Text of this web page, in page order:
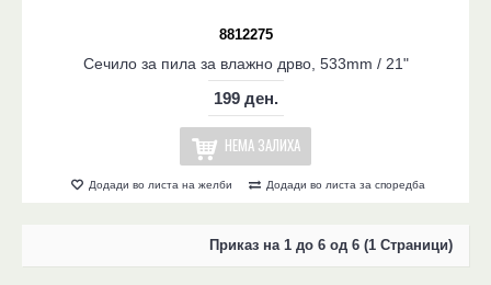
8812275
Сечило за пила за влажно дрво, 533mm / 21"
199 ден.
НЕМА ЗАЛИХА
Додади во листа на желби Додади во листа за споредба
Приказ на 1 до 6 од 6 (1 Страници)